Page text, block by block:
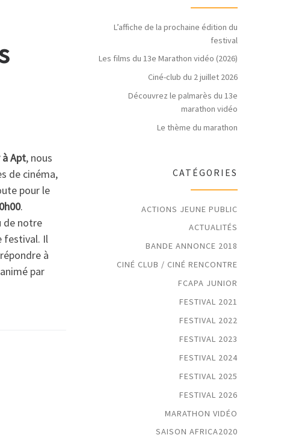
à Apt, nous
de cinéma,
pour le
.
de notre
festival. Il
à
par
L’affiche de la prochaine édition du
festival
Les films du 13e Marathon vidéo (2026)
Ciné-club du 2 juillet 2026
Découvrez le palmarès du 13e
marathon vidéo
Le thème du marathon
CATÉGORIES
ACTIONS JEUNE PUBLIC
ACTUALITÉS
BANDE ANNONCE 2018
CINÉ CLUB / CINÉ RENCONTRE
FCAPA JUNIOR
FESTIVAL 2021
FESTIVAL 2022
FESTIVAL 2023
FESTIVAL 2024
FESTIVAL 2025
FESTIVAL 2026
MARATHON VIDÉO
SAISON AFRICA2020